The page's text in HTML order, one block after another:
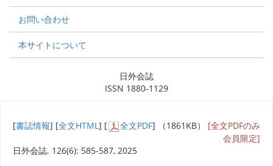
お問い合わせ
本サイトについて
日外会誌
ISSN 1880-1129
[書誌情報] [全文HTML] [ 全文PDF] （1861KB） [全文PDFのみ
会員限定]
日外会誌. 126(6): 585-587, 2025